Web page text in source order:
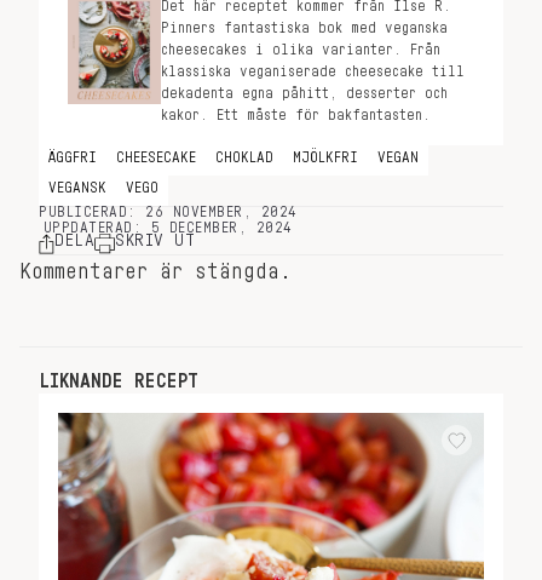
Det här receptet kommer från Ilse R.
Pinners fantastiska bok med veganska
cheesecakes i olika varianter. Från
klassiska veganiserade cheesecake till
dekadenta egna påhitt, desserter och
kakor. Ett måste för bakfantasten.
ÄGGFRI CHEESECAKE CHOKLAD MJÖLKFRI VEGAN
VEGANSK
VEGO
PUBLICERAD: 26 NOVEMBER, 2024
UPPDATERAD: 5 DECEMBER, 2024
DELA SKRIV UT
Kommentarer är stängda.
LIKNANDE RECEPT